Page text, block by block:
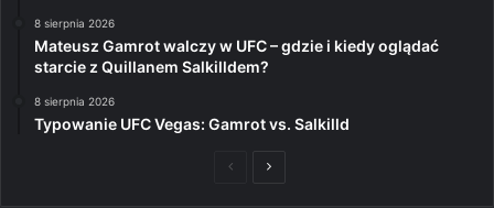
8 sierpnia 2026
Mateusz Gamrot walczy w UFC – gdzie i kiedy oglądać
starcie z Quillanem Salkilldem?
8 sierpnia 2026
Typowanie UFC Vegas: Gamrot vs. Salkilld
PoprzedniaNastępna